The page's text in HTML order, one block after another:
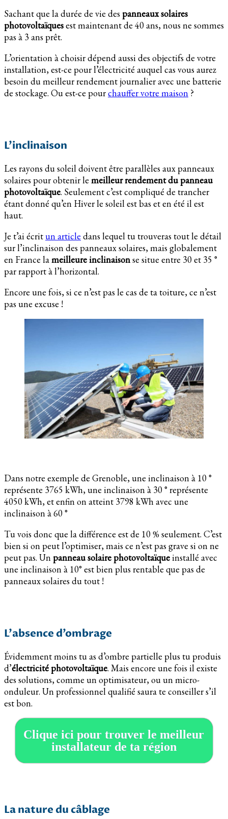
Sachant que la durée de vie des panneaux solaires
photovoltaïquesest maintenant de 40 ans, nous ne sommes
pas à 3 ans prêt.
L’orientation à choisir dépend aussi des objectifs de votre
installation, est-ce pour l’électricité auquel cas vous aurez
besoin du meilleur rendement journalier avec une batterie
de stockage. Ou est-ce pourchauffer votre maison ?
L’inclinaison
Les rayons du soleil doivent être parallèles aux panneaux
solaires pour obtenir le meilleur rendement du panneau
photovoltaïque. Seulement c’est compliqué de trancher
étant donné qu’en Hiver le soleil est bas et en été il est
haut.
Je t’ai écritun article dans lequel tu trouveras tout le détail
sur l’inclinaison des panneaux solaires, mais globalement
en France lameilleure inclinaisonse situe entre 30 et 35 °
par rapport à l’horizontal.
Encore une fois, si ce n’est pas le cas de ta toiture, ce n’est
pas une excuse !
Dans notre exemple de Grenoble, une inclinaison à 10 °
représente 3765 kWh, une inclinaison à 30 ° représente
4050 kWh, et enfin on atteint 3798 kWh avec une
inclinaison à 60 °
Tu vois donc que la différence est de 10 % seulement. C’est
bien si on peut l’optimiser, mais ce n’est pas grave si on ne
peut pas. Unpanneau solaire photovoltaïqueinstallé avec
une inclinaison à 10° est bien plus rentable que pas de
panneaux solaires du tout !
L’absence d’ombrage
Évidemment moins tu as d’ombre partielle plus tu produis
d’électricité photovoltaïque. Mais encore une fois il existe
des solutions, comme un optimisateur, ou un micro-
onduleur. Un professionnel qualifié saura te conseiller s’il
est bon.
Clique ici pour trouver le meilleur
installateur de ta région
La nature du câblage